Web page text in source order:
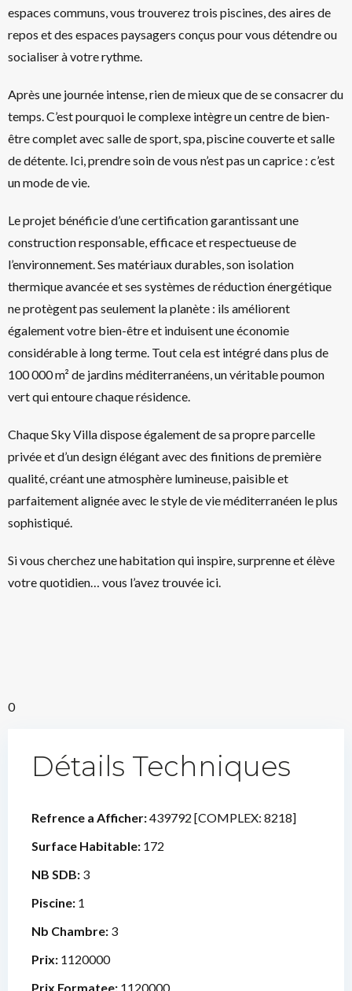
espaces communs, vous trouverez trois piscines, des aires de
repos et des espaces paysagers conçus pour vous détendre ou
socialiser à votre rythme.
Après une journée intense, rien de mieux que de se consacrer du
temps. C’est pourquoi le complexe intègre un centre de bien-
être complet avec salle de sport, spa, piscine couverte et salle
de détente. Ici, prendre soin de vous n’est pas un caprice : c’est
un mode de vie.
Le projet bénéficie d’une certification garantissant une
construction responsable, efficace et respectueuse de
l’environnement. Ses matériaux durables, son isolation
thermique avancée et ses systèmes de réduction énergétique
ne protègent pas seulement la planète : ils améliorent
également votre bien-être et induisent une économie
considérable à long terme. Tout cela est intégré dans plus de
100 000 m² de jardins méditerranéens, un véritable poumon
vert qui entoure chaque résidence.
Chaque Sky Villa dispose également de sa propre parcelle
privée et d’un design élégant avec des finitions de première
qualité, créant une atmosphère lumineuse, paisible et
parfaitement alignée avec le style de vie méditerranéen le plus
sophistiqué.
Si vous cherchez une habitation qui inspire, surprenne et élève
votre quotidien… vous l’avez trouvée ici.
0
Détails Techniques
Refrence a Afficher:439792 [COMPLEX: 8218]
Surface Habitable: 172
NB SDB: 3
Piscine: 1
Nb Chambre: 3
Prix: 1120000
Prix Formatee: 1120000